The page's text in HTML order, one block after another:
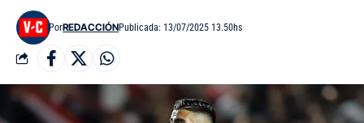
PorREDACCIÓNPublicada: 13/07/2025 13.50hs